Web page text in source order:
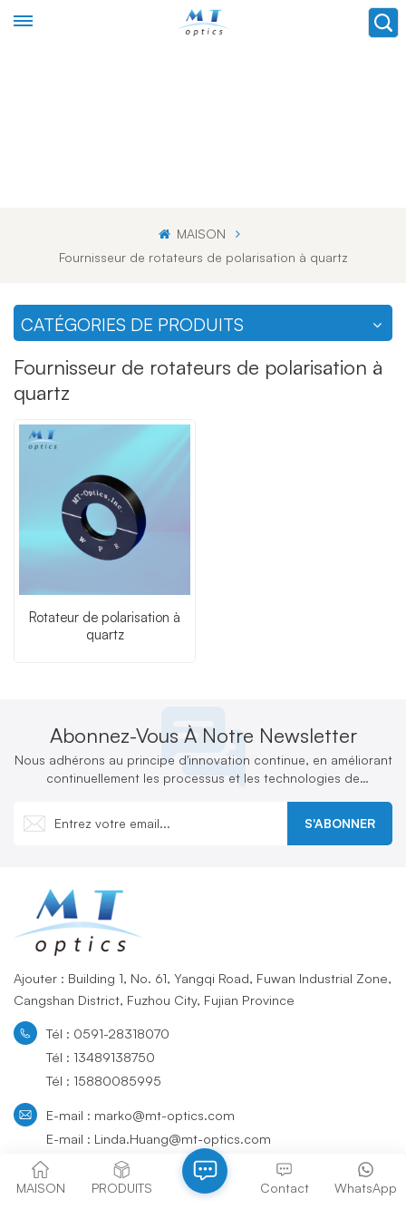
MAISON
Fournisseur de rotateurs de polarisation à quartz
CATÉGORIES DE PRODUITS
Fournisseur de rotateurs de polarisation à
quartz
Rotateur de polarisation à
quartz
Abonnez-Vous À Notre Newsletter
Nous adhérons au principe d'innovation continue, en améliorant
continuellement les processus et les technologies de
S'ABONNER
Ajouter : Building 1, No. 61, Yangqi Road, Fuwan Industrial Zone,
Cangshan District, Fuzhou City, Fujian Province
Tél : 0591-28318070
Tél : 13489138750
Tél : 15880085995
E-mail : marko@mt-optics.com
E-mail : Linda.Huang@mt-optics.com
Whatsapp : +86 15880085995
MAISON PRODUITS WhatsApp
Contact